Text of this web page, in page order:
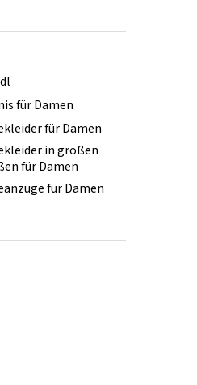
für Damen
für Damen
in großen
für Damen
für Damen